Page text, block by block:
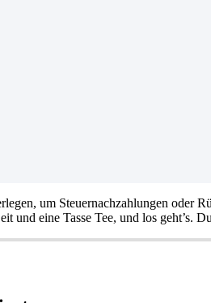
um Steuernachzahlungen oder
und eine Tasse Tee, und los